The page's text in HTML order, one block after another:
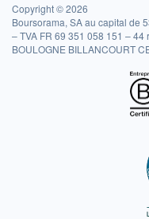
Copyright © 2026
Boursorama, SA au capital de
– TVA FR 69 351 058 151 –
BOULOGNE BILLANCOURT